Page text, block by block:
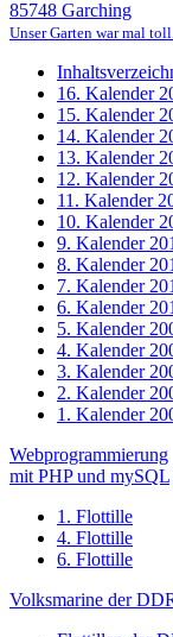
85748 Garching
Unser Garten war mal
16. Kalender
15. Kalender
14. Kalender
13. Kalender
12. Kalender
11. Kalender
10. Kalender
9. Kalender
8. Kalender
7. Kalender
6. Kalender
5. Kalender
4. Kalender
3. Kalender
2. Kalender
1. Kalender
Webprogrammierung
mit PHP und mySQL
1. Flottille
4. Flottille
6. Flottille
Volksmarine der